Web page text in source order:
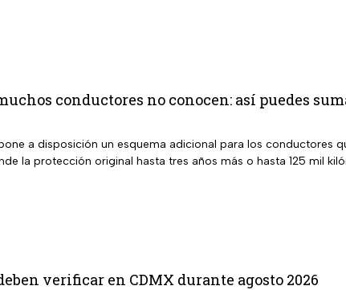
conductores no conocen: así puedes
a disposición un esquema adicional para los conductores
la protección original hasta tres años más o hasta 125 mil
verificar en CDMX durante agosto 2026